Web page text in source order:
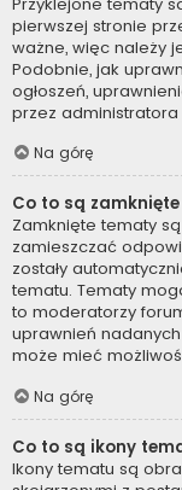
pierwszej stronie
ważne, więc należy
Podobnie, jak
ogłoszeń,
przez administratora
Na górę
Co to są
Zamknięte tematy
zamieszczać
zostały
tematu. Tematy
to moderatorzy
uprawnień
może mieć
Na górę
Co to są ikony
Ikony tematu są